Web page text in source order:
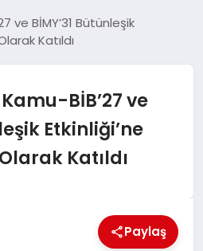
ve BİMY’31 Bütünleşik
Katıldı
BİB’27 ve
Etkinliği’ne
Katıldı
Paylaş